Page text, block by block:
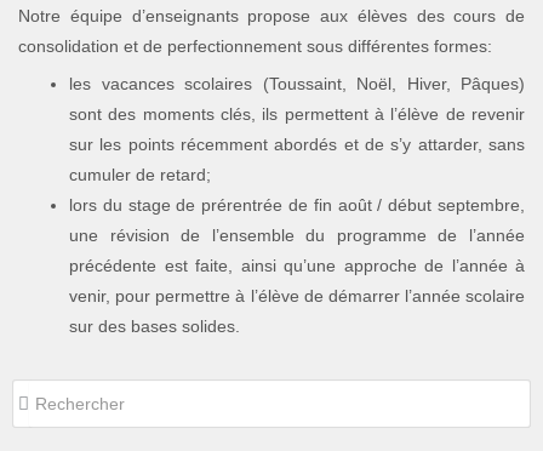
Notre équipe d’enseignants propose aux élèves des cours de
consolidation et de perfectionnement sous différentes formes:
les vacances scolaires (Toussaint, Noël, Hiver, Pâques)
sont des moments clés, ils permettent à l’élève de revenir
sur les points récemment abordés et de s’y attarder, sans
cumuler de retard;
lors du stage de prérentrée de fin août / début septembre,
une révision de l’ensemble du programme de l’année
précédente est faite, ainsi qu’une approche de l’année à
venir, pour permettre à l’élève de démarrer l’année scolaire
sur des bases solides.
Rechercher